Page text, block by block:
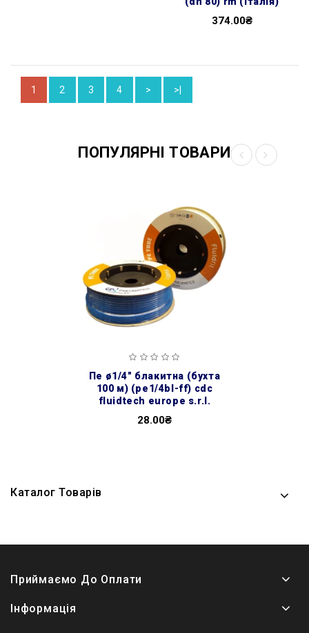
374.00₴
1 2 3 4 > >|
ПОПУЛЯРНІ ТОВАРИ
пе ø1/4″ блакитна (бухта
100 м) (pe1/4bl-ff) cdc
fluidtech europe s.r.l.
28.00₴
Каталог Товарів
Приймаємо До Оплати
Інформація